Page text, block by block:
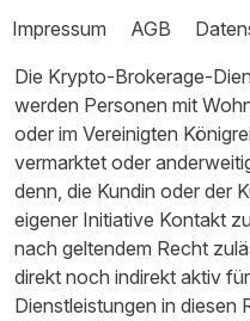
Impressum
AGB
Die Krypto-Brokerage-
werden Personen mit
oder im Vereinigten
vermarktet oder
denn, die Kundin oder der
eigener Initiative Kontakt
nach geltendem Recht
direkt noch indirekt aktiv
Dienstleistungen in diesen